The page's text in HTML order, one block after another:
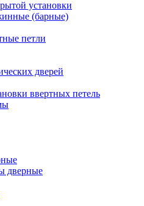
установки
(барные)
петли
дверей
ввертных петель
дверные